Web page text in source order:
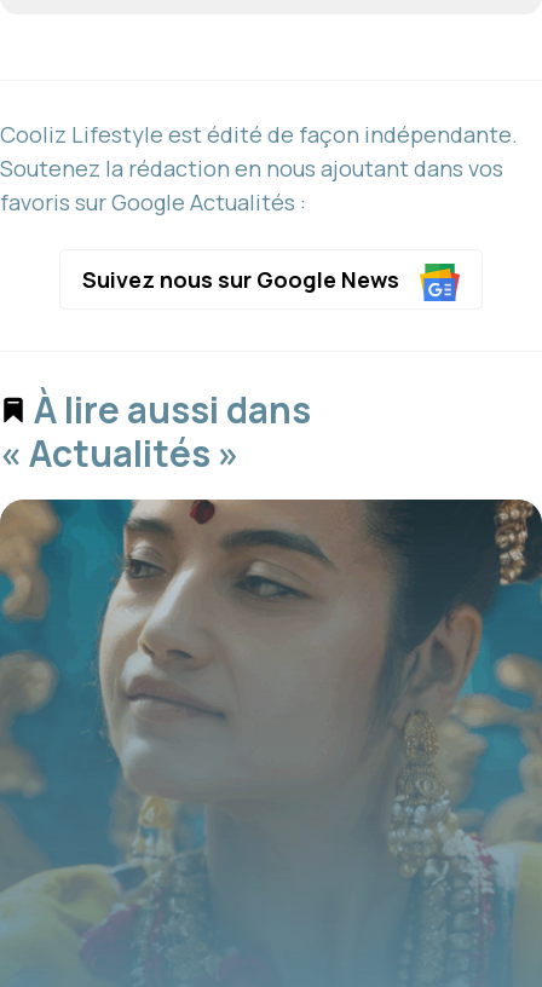
Cooliz Lifestyle est édité de façon indépendante.
Soutenez la rédaction en nous ajoutant dans vos
favoris sur Google Actualités :
Suivez nous sur Google News
À lire aussi dans
« Actualités »